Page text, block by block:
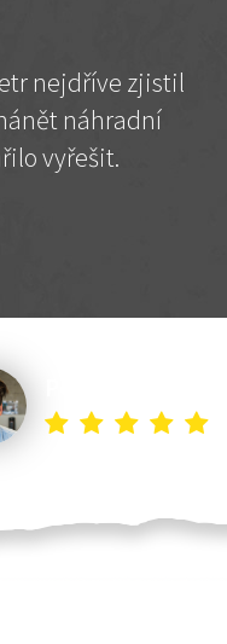
nejdříve zjistil
náhradní
vyřešit.